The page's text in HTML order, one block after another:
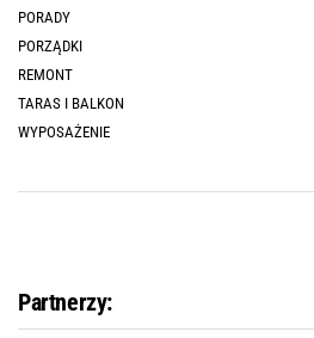
PORADY
PORZĄDKI
REMONT
TARAS I BALKON
WYPOSAŻENIE
Partnerzy: